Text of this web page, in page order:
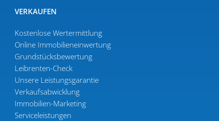
VERKAUFEN
Kostenlose Wertermittlung
Online Immobi­li­en­ein­wertung
Grund­stücks­be­wertung
Leibrenten-Check
Unsere Leistungsgarantie
Verkaufs­ab­wicklung
Immobilien-Marketing
Serviceleistungen